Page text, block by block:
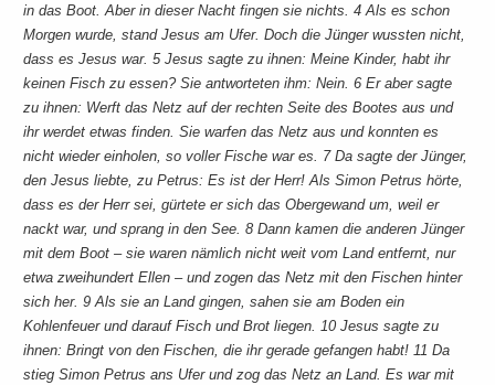
in das Boot. Aber in dieser Nacht fingen sie nichts. 4 Als es schon
Morgen wurde, stand Jesus am Ufer. Doch die Jünger wussten nicht,
dass es Jesus war. 5 Jesus sagte zu ihnen: Meine Kinder, habt ihr
keinen Fisch zu essen? Sie antworteten ihm: Nein. 6 Er aber sagte
zu ihnen: Werft das Netz auf der rechten Seite des Bootes aus und
ihr werdet etwas finden. Sie warfen das Netz aus und konnten es
nicht wieder einholen, so voller Fische war es. 7 Da sagte der Jünger,
den Jesus liebte, zu Petrus: Es ist der Herr! Als Simon Petrus hörte,
dass es der Herr sei, gürtete er sich das Obergewand um, weil er
nackt war, und sprang in den See. 8 Dann kamen die anderen Jünger
mit dem Boot – sie waren nämlich nicht weit vom Land entfernt, nur
etwa zweihundert Ellen – und zogen das Netz mit den Fischen hinter
sich her. 9 Als sie an Land gingen, sahen sie am Boden ein
Kohlenfeuer und darauf Fisch und Brot liegen. 10 Jesus sagte zu
ihnen: Bringt von den Fischen, die ihr gerade gefangen habt! 11 Da
stieg Simon Petrus ans Ufer und zog das Netz an Land. Es war mit